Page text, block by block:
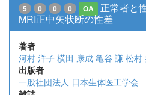
5 0 0 0 OA
正常者と
MRI正中矢状断の性差
著者
河村 洋子 横田 康成 亀谷 謙 松村
出版者
一般社団法人 日本生体医工学会